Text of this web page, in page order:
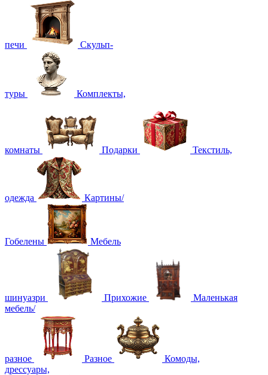
печи Скульп-
туры Комплекты,
комнаты Подарки Текстиль,
одежда Картины/
Гобелены Мебель
шинуазри Прихожие
Маленькая
мебель/
разное Разное
Комоды,
дрессуары,